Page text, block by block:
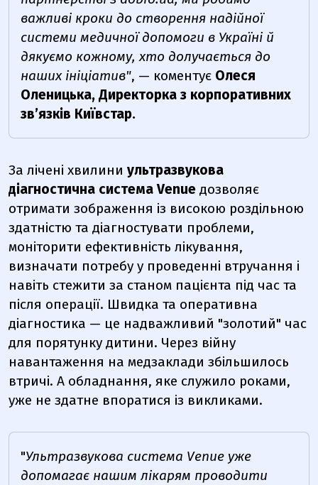
важливі кроки до створення надійної
системи медичної допомоги в Україні й
дякуємо кожному, хто долучається до
наших ініціатив", — коментує Олеся
Оленицька, Директорка з корпоративних
зв’язків Київстар.
За лічені хвилини ультразвукова
діагностична система Venue дозволяє
отримати зображення із високою роздільною
здатністю та діагностувати проблеми,
моніторити ефективність лікування,
визначати потребу у проведенні втручання і
навіть стежити за станом пацієнта під час та
після операції. Швидка та оперативна
діагностика — це надважливий "золотий" час
для порятунку дитини. Через війну
навантаження на медзаклади збільшилось
втричі. А обладнання, яке служило роками,
уже не здатне впоратися із викликами.
"Ультразвукова система Venue уже
допомагає нашим лікарям проводити